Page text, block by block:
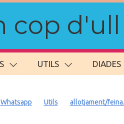
cop
UTILS DIADES
Whatsapp Utils allotjament/